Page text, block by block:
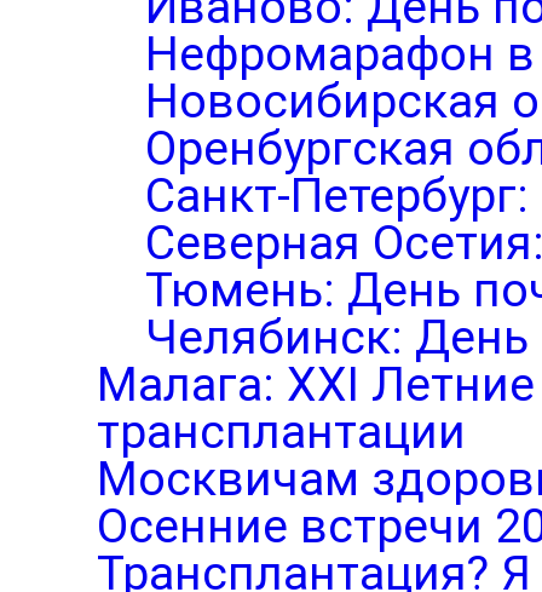
Нефромарафон
Новосибирская
Оренбургская
Санкт-
Северная
Тюмень: День
Челябинск: День
Малага: XXI
трансплантации
Москвичам
Осенние встречи
Трансплантация?